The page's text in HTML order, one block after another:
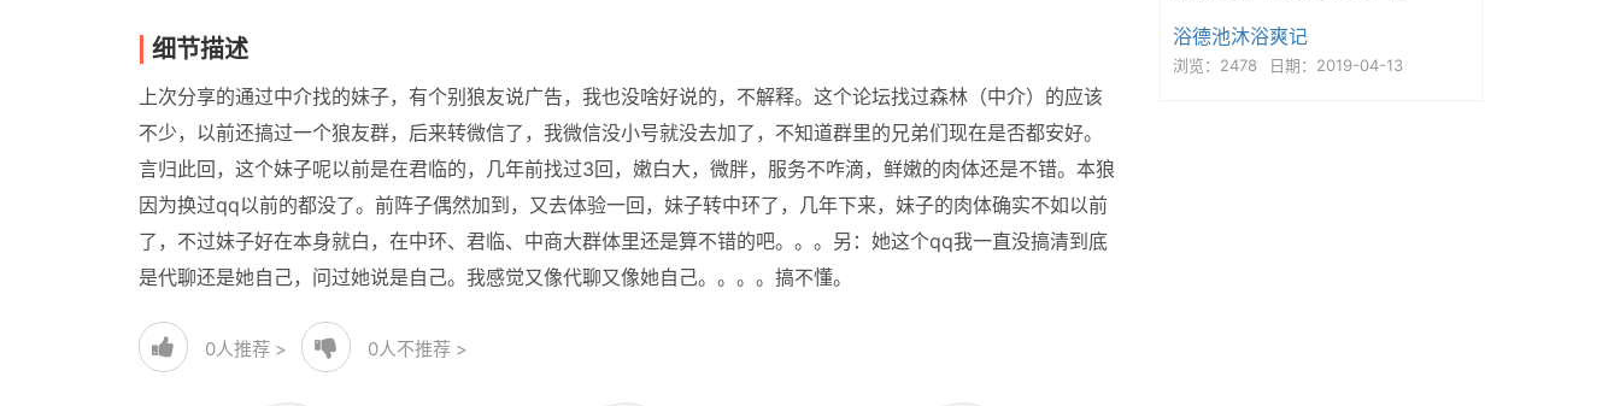
细节描述
上次分享的通过中介找的妹子，有个别狼友说广告，我也没啥好说的，不解释。这个论坛找过森林（中介）的应该
不少，以前还搞过一个狼友群，后来转微信了，我微信没小号就没去加了，不知道群里的兄弟们现在是否都安好。
言归此回，这个妹子呢以前是在君临的，几年前找过3回，嫩白大，微胖，服务不咋滴，鲜嫩的肉体还是不错。本狼
因为换过qq以前的都没了。前阵子偶然加到，又去体验一回，妹子转中环了，几年下来，妹子的肉体确实不如以前
了，不过妹子好在本身就白，在中环、君临、中商大群体里还是算不错的吧。。。另：她这个qq我一直没搞清到底
是代聊还是她自己，问过她说是自己。我感觉又像代聊又像她自己。。。。搞不懂。
0人推荐 > 0人不推荐 >
浴德池沐浴爽记
浏览：2478 日期：2019-04-13